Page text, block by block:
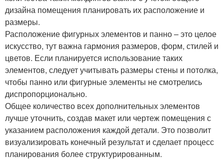
дизайна помещения планировать их расположение и
размеры.
Расположение фигурных элементов и панно – это целое
искусство, тут важна гармония размеров, форм, стилей и
цветов. Если планируется использование таких
элементов, следует учитывать размеры стены и потолка,
чтобы панно или фигурные элементы не смотрелись
диспропорционально.
Общее количество всех дополнительных элементов
лучше уточнить, создав макет или чертеж помещения с
указанием расположения каждой детали. Это позволит
визуализировать конечный результат и сделает процесс
планирования более структурированным.